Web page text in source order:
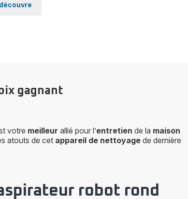
gagnant
votre meilleur allié pour l’entretien de la maison
atouts de cet appareil de nettoyage de dernière
robot rond